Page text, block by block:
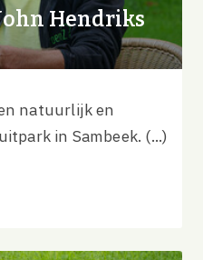
Hendriks
natuurlijk en
in Sambeek. (...)